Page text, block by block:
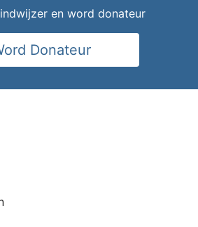
en word donateur
Donateur